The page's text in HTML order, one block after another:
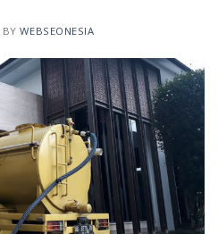
BYWEBSEONESIA